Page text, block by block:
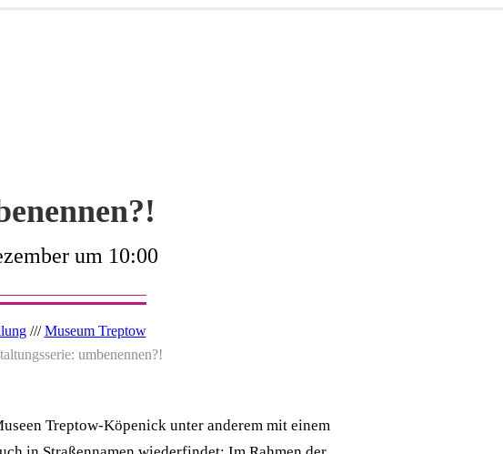
um 10:00
///Museum Treptow
umbenennen?!
Treptow-Köpenick unter anderem mit einem